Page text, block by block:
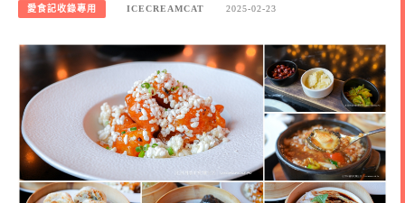
愛食記收錄專用 ICECREAMCAT 2025-02-23